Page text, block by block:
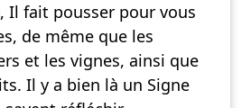
Il fait pousser pour vous
de même que les
et les vignes, ainsi que
Il y a bien là un Signe